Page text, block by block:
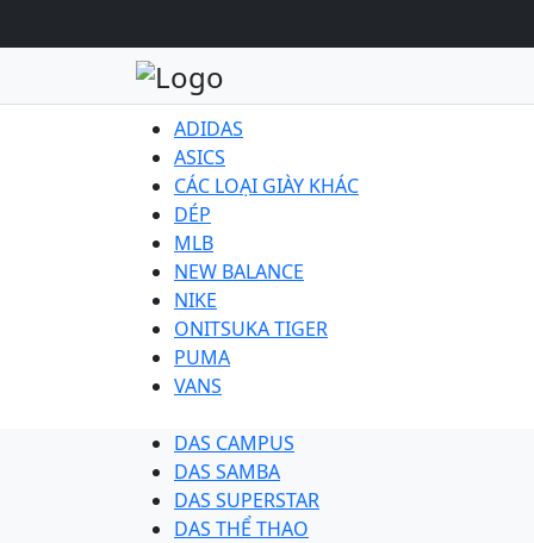
ADIDAS
ASICS
CÁC LOẠI GIÀY KHÁC
DÉP
MLB
NEW BALANCE
NIKE
ONITSUKA TIGER
PUMA
VANS
DAS CAMPUS
DAS SAMBA
DAS SUPERSTAR
DAS THỂ THAO